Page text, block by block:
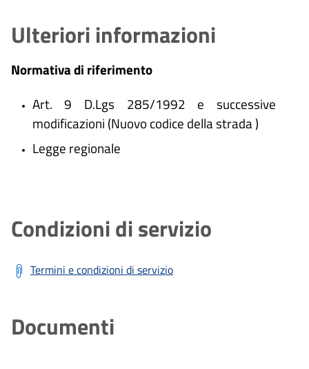
Ulteriori informazioni
Normativa di riferimento
Art. 9 D.Lgs 285/1992 e successive
modificazioni (Nuovo codice della strada )
Legge regionale
Condizioni di servizio
Termini e condizioni di servizio
Documenti